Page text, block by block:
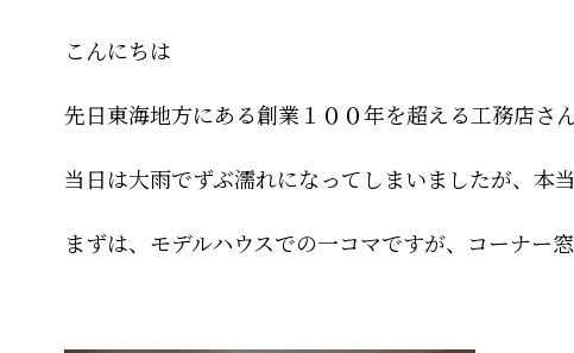
こんにちは
先日東海地方にある創業１００年を超える工務店さ
当日は大雨でずぶ濡れになってしまいましたが、本
まずは、モデルハウスでの一コマですが、コーナー